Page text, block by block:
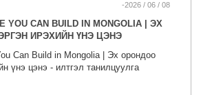
-2026 / 06 / 08
YOU CAN BUILD IN MONGOLIA | ЭХ
ИРЭХИЙН ҮНЭ ЦЭНЭ
Can Build in Mongolia | Эх орондоо
үнэ цэнэ - илтгэл танилцуулга